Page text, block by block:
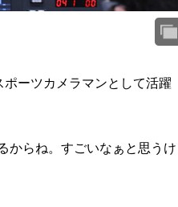
ポーツカメラマンとして活躍
からね。すごいなぁと思うけ